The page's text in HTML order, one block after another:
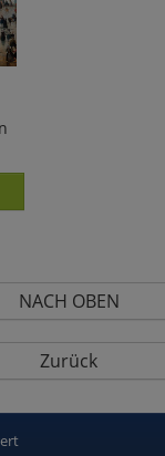
NACH OBEN
Zurück